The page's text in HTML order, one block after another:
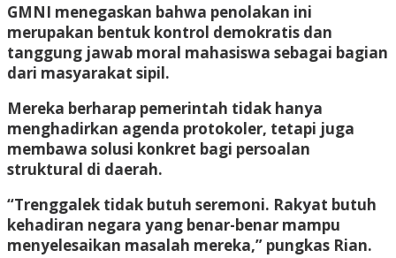
GMNI menegaskan bahwa penolakan ini
merupakan bentuk kontrol demokratis dan
tanggung jawab moral mahasiswa sebagai bagian
dari masyarakat sipil.
Mereka berharap pemerintah tidak hanya
menghadirkan agenda protokoler, tetapi juga
membawa solusi konkret bagi persoalan
struktural di daerah.
“Trenggalek tidak butuh seremoni. Rakyat butuh
kehadiran negara yang benar-benar mampu
menyelesaikan masalah mereka,” pungkas Rian.